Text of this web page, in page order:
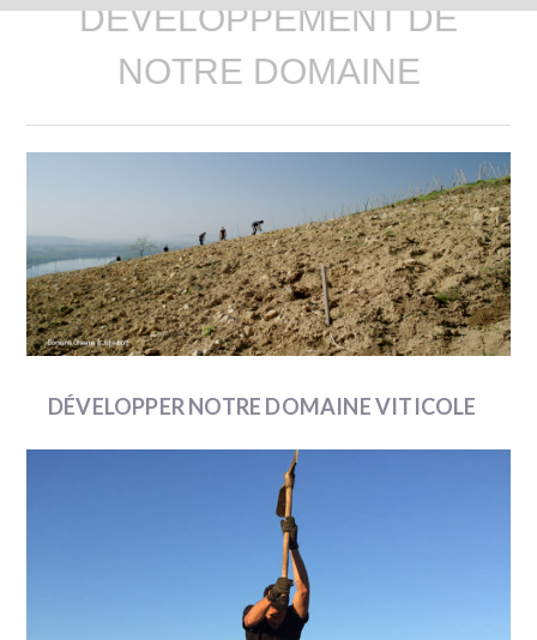
DÉVELOPPEMENT DE
NOTRE DOMAINE
DÉVELOPPER NOTRE DOMAINE VITICOLE